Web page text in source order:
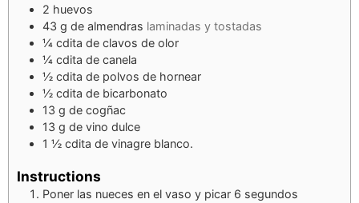
2 huevos
43 g de almendras laminadas y tostadas
¼ cdita de clavos de olor
¼ cdita de canela
½ cdita de polvos de hornear
½ cdita de bicarbonato
13 g de cogñac
13 g de vino dulce
1 ½ cdita de vinagre blanco.
Instructions
Poner las nueces en el vaso y picar 6 segundos